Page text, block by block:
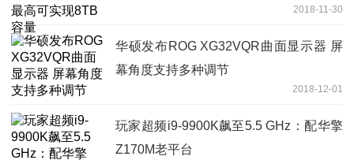
2018-11-30
华硕发布ROG XG32VQR曲面显示器 屏
幕角度支持多种调节
2018-12-01
玩家超频i9-9900K飙至5.5 GHz：配华擎
Z170M老平台